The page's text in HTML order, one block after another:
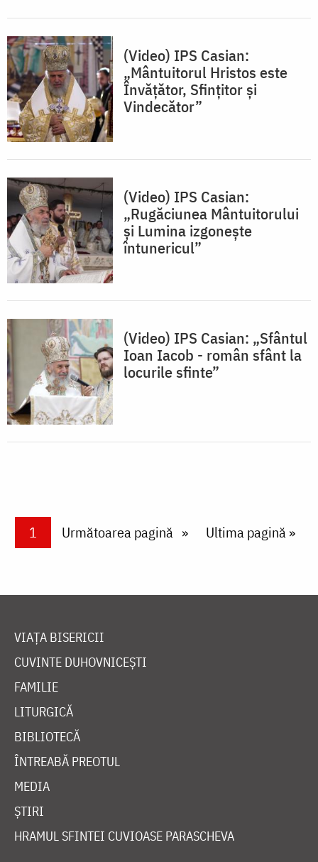
(Video) IPS Casian:
„Mântuitorul Hristos este
Învățător, Sfințitor și
Vindecător”
(Video) IPS Casian:
„Rugăciunea Mântuitorului
și Lumina izgonește
întunericul”
(Video) IPS Casian: „Sfântul
Ioan Iacob - român sfânt la
locurile sfinte”
PaginareCurrent page
1 Next page
Următoarea pagină Last page
Ultima pagină »
VIAȚA BISERICII
CUVINTE DUHOVNICEȘTI
FAMILIE
LITURGICĂ
BIBLIOTECĂ
ÎNTREABĂ PREOTUL
MEDIA
ȘTIRI
HRAMUL SFINTEI CUVIOASE PARASCHEVA